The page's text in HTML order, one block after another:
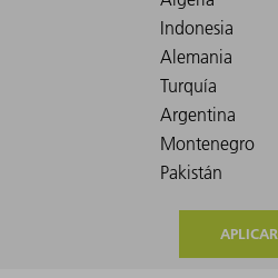
APLICAR